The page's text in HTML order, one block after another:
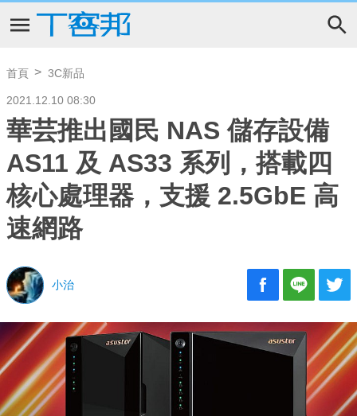
首頁 3C新品
2021.12.10 08:30
華芸推出國民 NAS 儲存設備
AS11 及 AS33 系列，搭載四
核心處理器，支援 2.5GbE 高
速網路
小治